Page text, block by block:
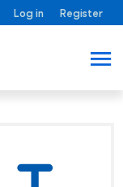
Log in Register